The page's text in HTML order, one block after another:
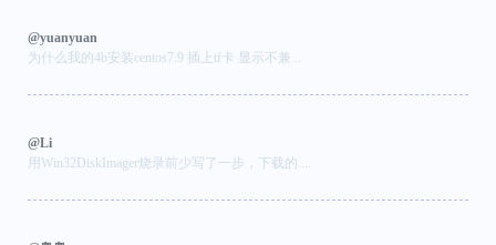
@yuanyuan
为什么我的4b安装centos7.9 插上tf卡 显示不兼...
@Li
用Win32DiskImager烧录前少写了一步，下载的....